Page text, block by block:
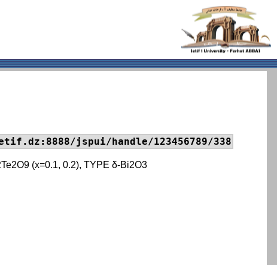
jspui/handle/123456789/338
(x=0.1, 0.2), TYPE δ-Bi2O3